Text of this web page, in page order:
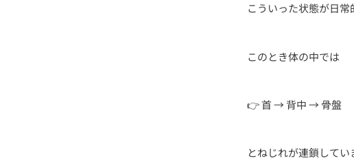
こういった状態が日常
このとき体の中では
👉 首 → 背中 → 骨盤
とねじれが連鎖してい